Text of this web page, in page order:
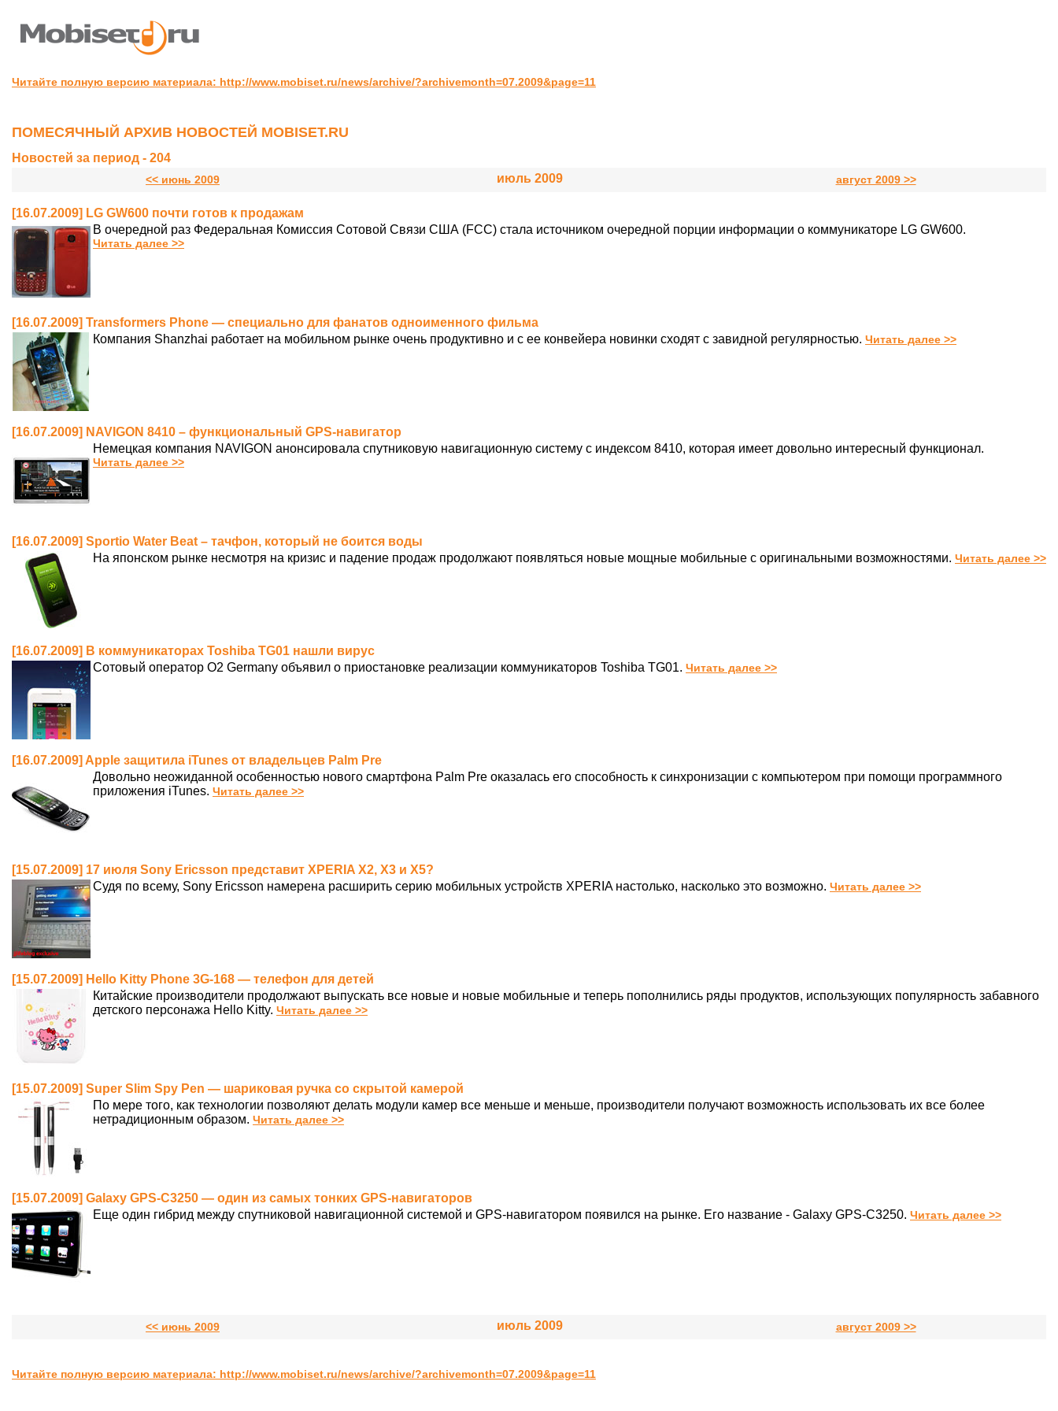
Читайте полную версию материала: http://www.mobiset.ru/news/archive/?archivemonth=07.2009&page=11
ПОМЕСЯЧНЫЙ АРХИВ НОВОСТЕЙ MOBISET.RU
Новостей за период - 204
<< июнь 2009 июль 2009 август 2009 >>
[16.07.2009] LG GW600 почти готов к продажам
В очередной раз Федеральная Комиссия Сотовой Связи США (FCC) стала источником очередной порции информации о коммуникаторе LG GW600.
Читать далее >>
[16.07.2009] Transformers Phone — специально для фанатов одноименного фильма
Компания Shanzhai работает на мобильном рынке очень продуктивно и с ее конвейера новинки сходят с завидной регулярностью. Читать далее >>
[16.07.2009] NAVIGON 8410 – функциональный GPS-навигатор
Немецкая компания NAVIGON анонсировала спутниковую навигационную систему с индексом 8410, которая имеет довольно интересный функционал.
Читать далее >>
[16.07.2009] Sportio Water Beat – тачфон, который не боится воды
На японском рынке несмотря на кризис и падение продаж продолжают появляться новые мощные мобильные с оригинальными возможностями. Читать далее >>
[16.07.2009] В коммуникаторах Toshiba TG01 нашли вирус
Сотовый оператор O2 Germany объявил о приостановке реализации коммуникаторов Toshiba TG01. Читать далее >>
[16.07.2009] Apple защитила iTunes от владельцев Palm Pre
Довольно неожиданной особенностью нового смартфона Palm Pre оказалась его способность к синхронизации с компьютером при помощи программного
приложения iTunes. Читать далее >>
[15.07.2009] 17 июля Sony Ericsson представит XPERIA X2, X3 и X5?
Судя по всему, Sony Ericsson намерена расширить серию мобильных устройств XPERIA настолько, насколько это возможно. Читать далее >>
[15.07.2009] Hello Kitty Phone 3G-168 — телефон для детей
Китайские производители продолжают выпускать все новые и новые мобильные и теперь пополнились ряды продуктов, использующих популярность забавного
детского персонажа Hello Kitty. Читать далее >>
[15.07.2009] Super Slim Spy Pen — шариковая ручка со скрытой камерой
По мере того, как технологии позволяют делать модули камер все меньше и меньше, производители получают возможность использовать их все более
нетрадиционным образом. Читать далее >>
[15.07.2009] Galaxy GPS-C3250 — один из самых тонких GPS-навигаторов
Еще один гибрид между спутниковой навигационной системой и GPS-навигатором появился на рынке. Его название - Galaxy GPS-C3250. Читать далее >>
<< июнь 2009 июль 2009 август 2009 >>
Читайте полную версию материала: http://www.mobiset.ru/news/archive/?archivemonth=07.2009&page=11